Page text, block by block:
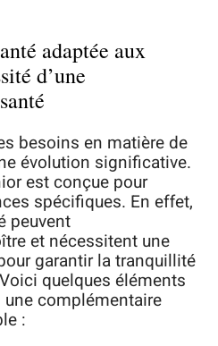
adaptée aux
d’une
besoins en matière de
évolution significative.
est conçue pour
spécifiques. En effet,
peuvent
et nécessitent une
garantir la tranquillité
quelques éléments
complémentaire
: